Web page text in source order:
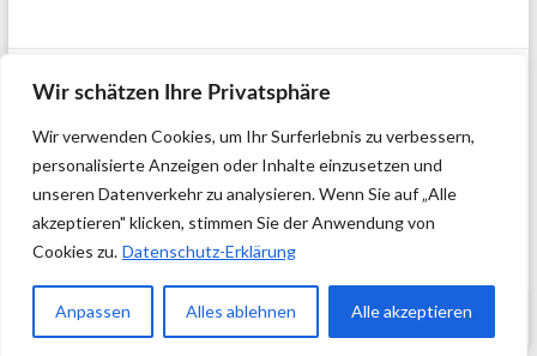
Wir schätzen Ihre Privatsphäre
Wir verwenden Cookies, um Ihr Surferlebnis zu verbessern,
personalisierte Anzeigen oder Inhalte einzusetzen und
unseren Datenverkehr zu analysieren. Wenn Sie auf „Alle
akzeptieren" klicken, stimmen Sie der Anwendung von
Cookies zu. Datenschutz-Erklärung
Anpassen Alles ablehnen Alle akzeptieren
Copyright © 2026 Stadtteilmanagement Osterfeld